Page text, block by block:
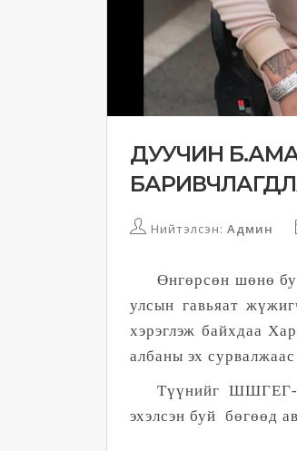
ДУУЧИН
Нийтэлсэн: Админ
Өнгөрсөн шөнө
улсын гавьяат
хэрэглэж байхдаа
албаны эх
Түүнийг ШШГЕГ-
эхэлсэн буй бөгөөд